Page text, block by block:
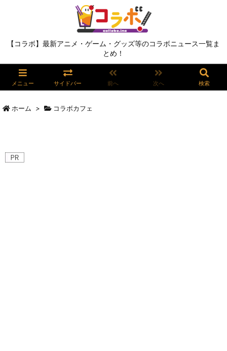
【コラボ】最新アニメ・ゲーム・グッズ等のコラボニュース一覧ま
とめ！
メニュー サイドバー 前へ 次へ 検索
ホーム > コラボカフェ